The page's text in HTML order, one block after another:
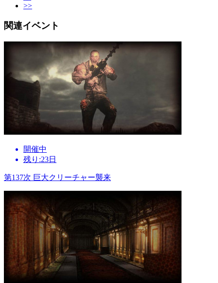
>>
関連イベント
開催中
残り:23日
第137次 巨大クリーチャー襲来